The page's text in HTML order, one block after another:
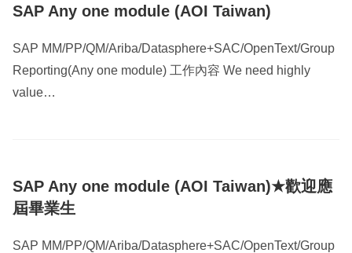
SAP Any one module (AOI Taiwan)
SAP MM/PP/QM/Ariba/Datasphere+SAC/OpenText/Group
Reporting(Any one module) 工作內容 We need highly
value…
SAP Any one module (AOI Taiwan)★歡迎應
屆畢業生
SAP MM/PP/QM/Ariba/Datasphere+SAC/OpenText/Group